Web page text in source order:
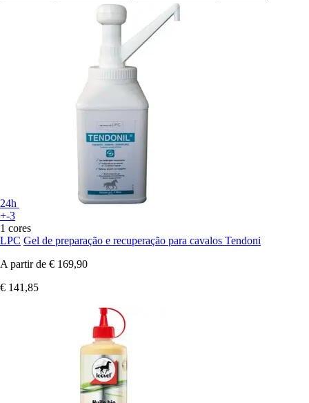
24h
+-3
1 cores
LPC Gel de preparação e recuperação para cavalos Tendoni
A partir de € 169,90
€ 141,85